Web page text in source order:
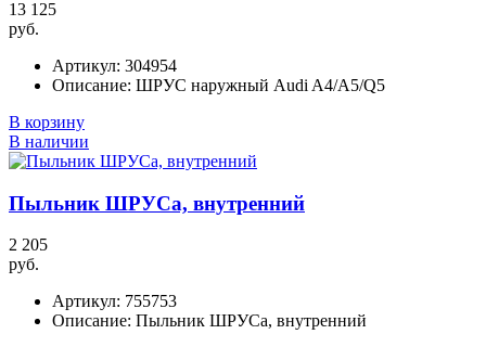
13 125
руб.
Артикул: 304954
Описание: ШРУС наружный Audi A4/A5/Q5
В корзину
В наличии
Пыльник ШРУСа, внутренний
2 205
руб.
Артикул: 755753
Описание: Пыльник ШРУСа, внутренний